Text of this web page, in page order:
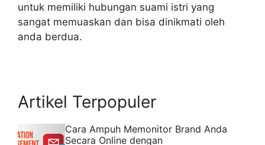
untuk memiliki hubungan suami istri yang
sangat memuaskan dan bisa dinikmati oleh
anda berdua.
Artikel Terpopuler
Cara Ampuh Memonitor Brand Anda
Secara Online dengan